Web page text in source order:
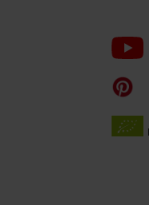
Folge
uns
auf